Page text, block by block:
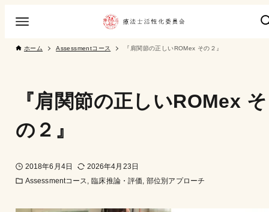
ホーム Assessmentコース 『肩関節の正しいROMex その２』
『肩関節の正しいROMex そ
の２』
2018年6月4日
2026年4月23日
Assessmentコース
臨床推論・評価 部位別アプローチ